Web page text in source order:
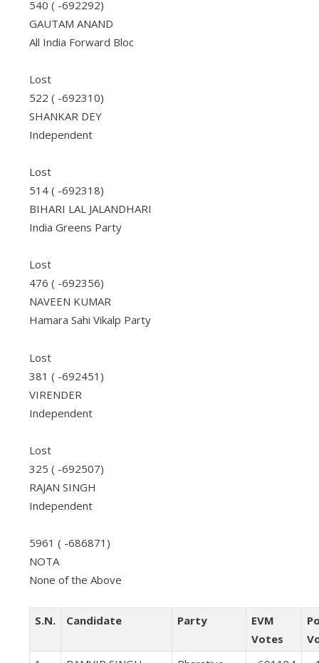
540 ( -692292)
GAUTAM ANAND
All India Forward Bloc
Lost
522 ( -692310)
SHANKAR DEY
Independent
Lost
514 ( -692318)
BIHARI LAL JALANDHARI
India Greens Party
Lost
476 ( -692356)
NAVEEN KUMAR
Hamara Sahi Vikalp Party
Lost
381 ( -692451)
VIRENDER
Independent
Lost
325 ( -692507)
RAJAN SINGH
Independent
5961 ( -686871)
NOTA
None of the Above
S.N. Candidate Party
EVM
Votes